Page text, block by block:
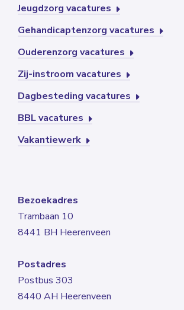
Jeugdzorg vacatures
Gehandicaptenzorg vacatures
Ouderenzorg vacatures
Zij-instroom vacatures
Dagbesteding vacatures
BBL vacatures
Vakantiewerk
Bezoekadres
Trambaan 10
8441 BH Heerenveen
Postadres
Postbus 303
8440 AH Heerenveen